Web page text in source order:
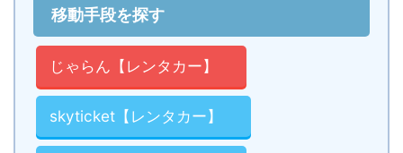
移動手段を探す
じゃらん【レンタカー】
skyticket【レンタカー】